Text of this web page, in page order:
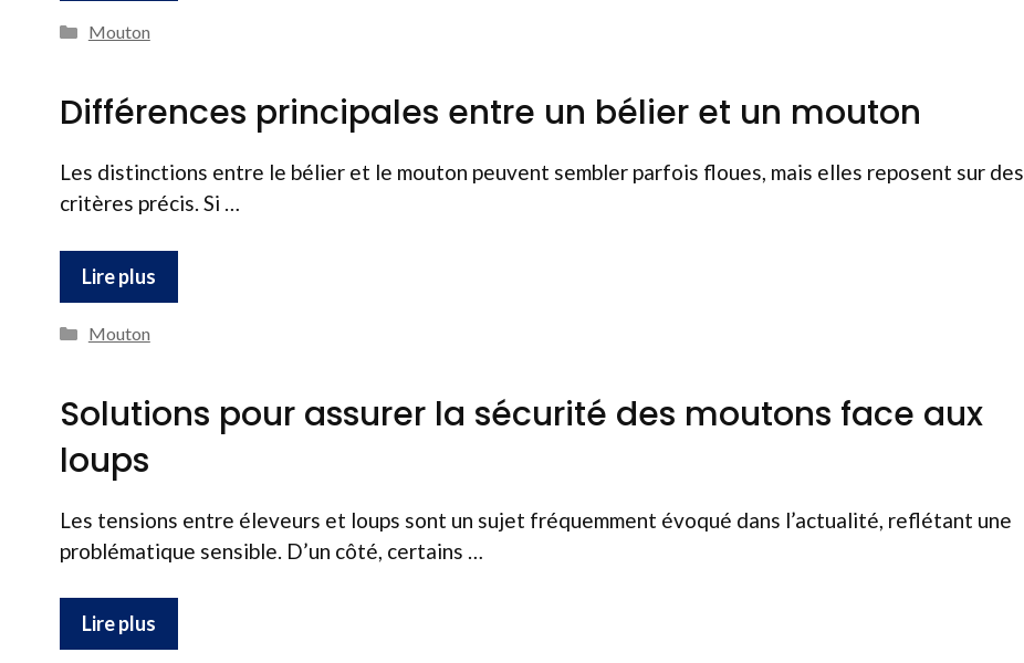
Catégories
Mouton
Différences principales entre un bélier et un mouton
Les distinctions entre le bélier et le mouton peuvent sembler parfois floues, mais elles reposent sur des
critères précis. Si …
Lire plus
Catégories
Mouton
Solutions pour assurer la sécurité des moutons face aux
loups
Les tensions entre éleveurs et loups sont un sujet fréquemment évoqué dans l’actualité, reflétant une
problématique sensible. D’un côté, certains …
Lire plus